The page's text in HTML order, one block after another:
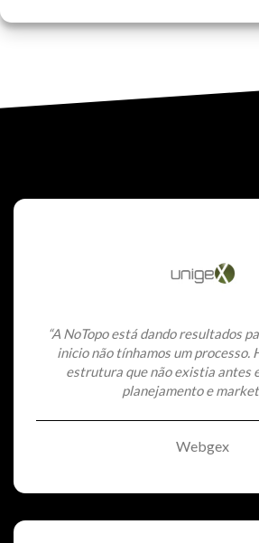
“A NoTopo está dando resultados
inicio não tínhamos um processo.
estrutura que não existia antes
planejamento e
Webgex